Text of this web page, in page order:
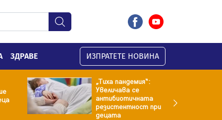
ЗДРАВЕ ИЗПРАТЕТЕ НОВИНА
„Тиха пандемия“:
Увеличава се
антибиотичната
резистентност при
децата